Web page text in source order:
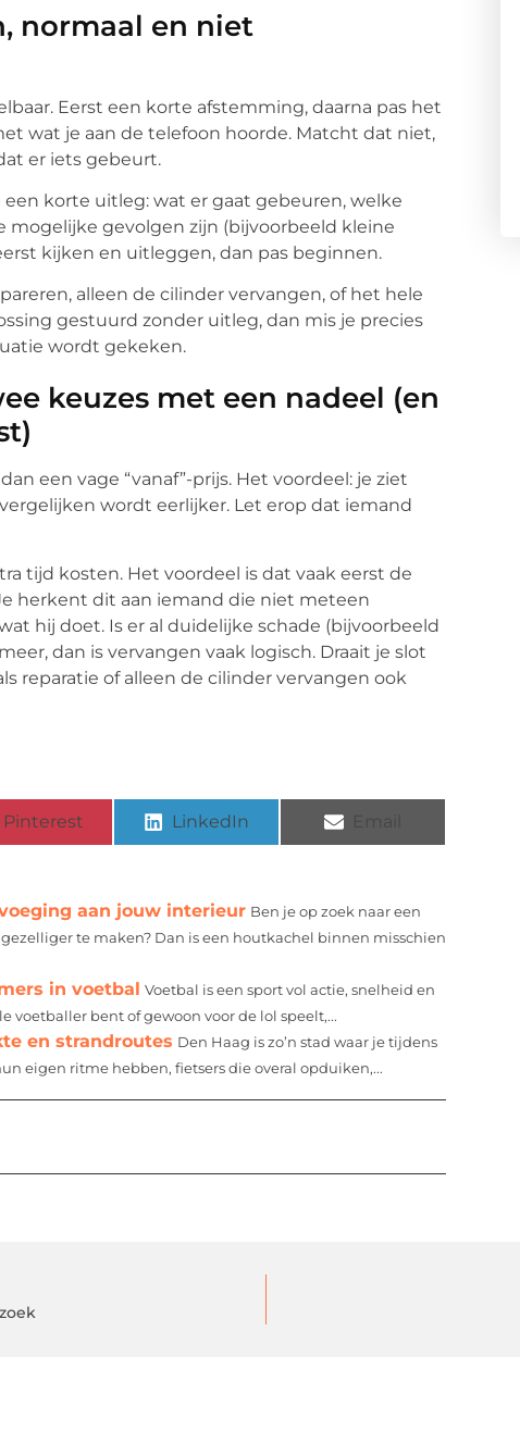
normaal en niet
Eerst een korte afstemming, daarna pas het
wat je aan de telefoon hoorde. Matcht dat niet,
er iets gebeurt.
korte uitleg: wat er gaat gebeuren, welke
gevolgen zijn (bijvoorbeeld kleine
kijken en uitleggen, dan pas beginnen.
alleen de cilinder vervangen, of het hele
gestuurd zonder uitleg, dan mis je precies
wordt gekeken.
keuzes met een nadeel (en
een vage “vanaf”-prijs. Het voordeel: je ziet
wordt eerlijker. Let erop dat iemand
tijd kosten. Het voordeel is dat vaak eerst de
herkent dit aan iemand die niet meteen
hij doet. Is er al duidelijke schade (bijvoorbeeld
dan is vervangen vaak logisch. Draait je slot
reparatie of alleen de cilinder vervangen ook
Pinterest LinkedIn
aan jouw interieur Ben je op zoek naar een
te maken? Dan is een houtkachel binnen misschien
in voetbal Voetbal is een sport vol actie, snelheid en
voetballer bent of gewoon voor de lol speelt,...
en strandroutes Den Haag is zo’n stad waar je tijdens
eigen ritme hebben, fietsers die overal opduiken,...